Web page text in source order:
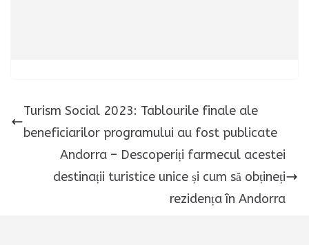
Turism Social 2023: Tablourile finale ale
beneficiarilor programului au fost publicate
Andorra – Descoperiți farmecul acestei
destinații turistice unice și cum să obțineți
rezidența în Andorra